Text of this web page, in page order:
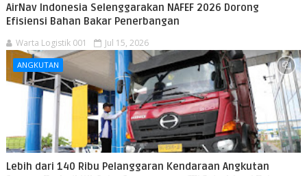
AirNav Indonesia Selenggarakan NAFEF 2026 Dorong
Efisiensi Bahan Bakar Penerbangan
Warta Logistik 001 Jul 15, 2026
ANGKUTAN
Lebih dari 140 Ribu Pelanggaran Kendaraan Angkutan